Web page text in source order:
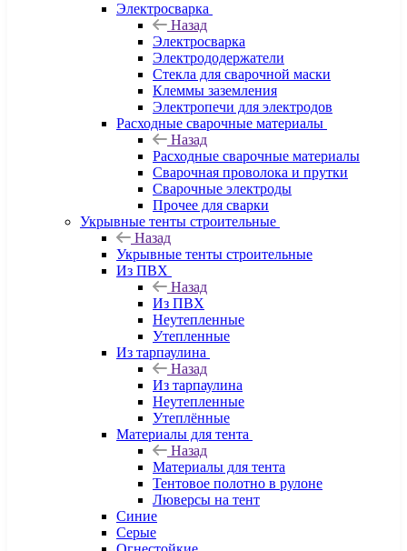
Электросварка
Назад
Электросварка
Электрододержатели
Стекла для сварочной маски
Клеммы заземления
Электропечи для электродов
Расходные сварочные материалы
Назад
Расходные сварочные материалы
Сварочная проволока и прутки
Сварочные электроды
Прочее для сварки
Укрывные тенты строительные
Назад
Укрывные тенты строительные
Из ПВХ
Назад
Из ПВХ
Неутепленные
Утепленные
Из тарпаулина
Назад
Из тарпаулина
Неутепленные
Утеплённые
Материалы для тента
Назад
Материалы для тента
Тентовое полотно в рулоне
Люверсы на тент
Синие
Серые